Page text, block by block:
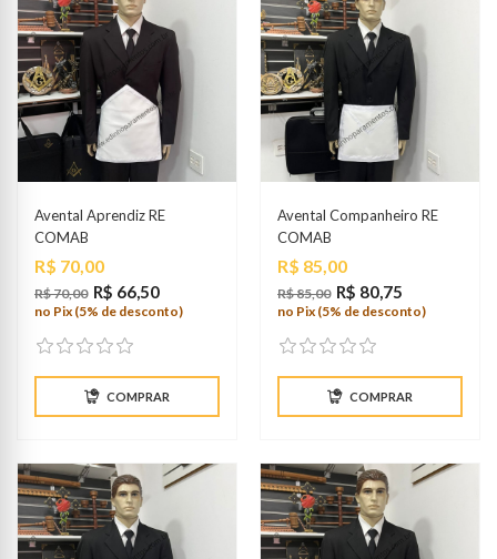
Avental Aprendiz RE
COMAB
Preço
R$ 70,00
R$ 70,00 R$ 66,50
no Pix (5% de desconto)
COMPRAR
Avental Companheiro RE
COMAB
Preço
R$ 85,00
R$ 85,00 R$ 80,75
no Pix (5% de desconto)
COMPRAR